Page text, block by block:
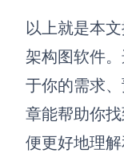
以上就是本
架构图软件
于你的需求
章能帮助你
便更好地理解